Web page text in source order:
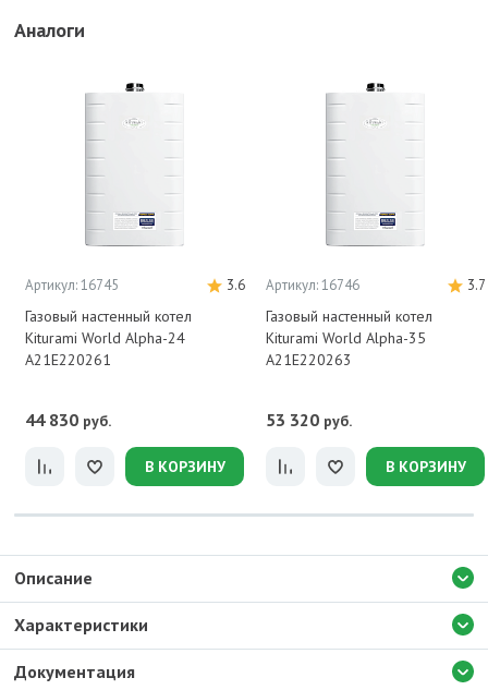
Аналоги
Артикул: 16745 3.6
Газовый настенный котел
Kiturami World Alpha-24
A21E220261
44 830 руб.
В КОРЗИНУ
Артикул: 16746 3.7
Газовый настенный котел
Kiturami World Alpha-35
A21E220263
53 320 руб.
В КОРЗИНУ
Описание
Характеристики
Документация